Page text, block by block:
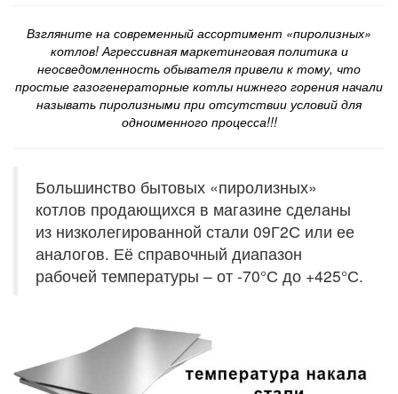
Взгляните на современный ассортимент «пиролизных»
котлов! Агрессивная маркетинговая политика и
неосведомленность обывателя привели к тому, что
простые газогенераторные котлы нижнего горения начали
называть пиролизными при отсутствии условий для
одноименного процесса!!!
Большинство бытовых «пиролизных»
котлов продающихся в магазине сделаны
из низколегированной стали 09Г2С или ее
аналогов. Её справочный диапазон
рабочей температуры – от -70°С до +425°С.